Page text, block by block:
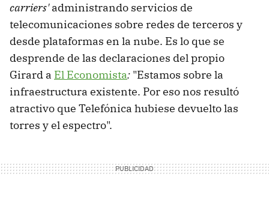
carriers'administrando servicios de
telecomunicaciones sobre redes de terceros y
desde plataformas en la nube. Es lo que se
desprende de las declaraciones del propio
Girard a El Economista: "Estamos sobre la
infraestructura existente. Por eso nos resultó
atractivo que Telefónica hubiese devuelto las
torres y el espectro".